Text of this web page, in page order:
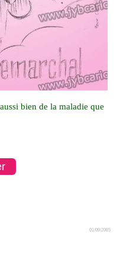
bien de la maladie que
01/09/2005